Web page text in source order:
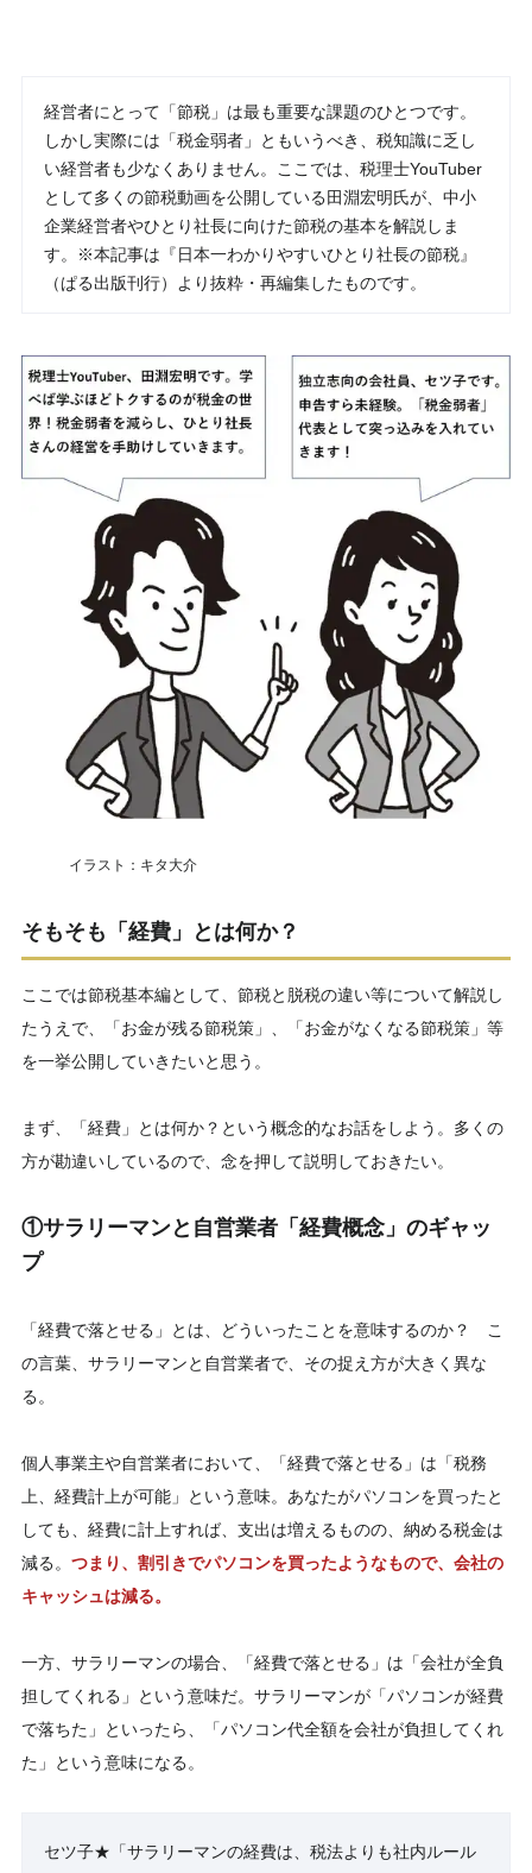
経営者にとって「節税」は最も重要な課題のひとつです。
しかし実際には「税金弱者」ともいうべき、税知識に乏し
い経営者も少なくありません。ここでは、税理士YouTuber
として多くの節税動画を公開している田淵宏明氏が、中小
企業経営者やひとり社長に向けた節税の基本を解説しま
す。※本記事は『日本一わかりやすいひとり社長の節税』
（ぱる出版刊行）より抜粋・再編集したものです。
イラスト：キタ大介
そもそも「経費」とは何か？
ここでは節税基本編として、節税と脱税の違い等について解説し
たうえで、「お金が残る節税策」、「お金がなくなる節税策」等
を一挙公開していきたいと思う。
まず、「経費」とは何か？という概念的なお話をしよう。多くの
方が勘違いしているので、念を押して説明しておきたい。
①サラリーマンと自営業者「経費概念」のギャッ
プ
「経費で落とせる」とは、どういったことを意味するのか？ こ
の言葉、サラリーマンと自営業者で、その捉え方が大きく異な
る。
個人事業主や自営業者において、「経費で落とせる」は「税務
上、経費計上が可能」という意味。あなたがパソコンを買ったと
しても、経費に計上すれば、支出は増えるものの、納める税金は
減る。 つまり、割引きでパソコンを買ったようなもので、会社の
キャッシュは減る。
一方、サラリーマンの場合、「経費で落とせる」は「会社が全負
担してくれる」という意味だ。サラリーマンが「パソコンが経費
で落ちた」といったら、「パソコン代全額を会社が負担してくれ
た」という意味になる。
セツ子★「サラリーマンの経費は、税法よりも社内ルール